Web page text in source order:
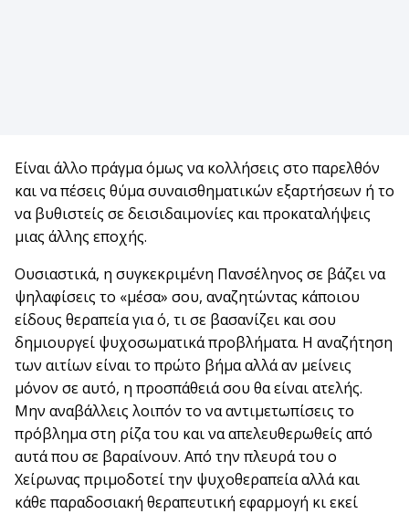
Είναι άλλο πράγμα όμως να κολλήσεις στο παρελθόν
και να πέσεις θύμα συναισθηματικών εξαρτήσεων ή το
να βυθιστείς σε δεισιδαιμονίες και προκαταλήψεις
μιας άλλης εποχής.
Ουσιαστικά, η συγκεκριμένη Πανσέληνος σε βάζει να
ψηλαφίσεις το «μέσα» σου, αναζητώντας κάποιου
είδους θεραπεία για ό, τι σε βασανίζει και σου
δημιουργεί ψυχοσωματικά προβλήματα. Η αναζήτηση
των αιτίων είναι το πρώτο βήμα αλλά αν μείνεις
μόνον σε αυτό, η προσπάθειά σου θα είναι ατελής.
Μην αναβάλλεις λοιπόν το να αντιμετωπίσεις το
πρόβλημα στη ρίζα του και να απελευθερωθείς από
αυτά που σε βαραίνουν. Από την πλευρά του ο
Χείρωνας πριμοδοτεί την ψυχοθεραπεία αλλά και
κάθε παραδοσιακή θεραπευτική εφαρμογή κι εκεί